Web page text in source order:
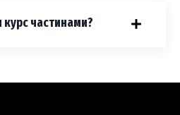
частинами?